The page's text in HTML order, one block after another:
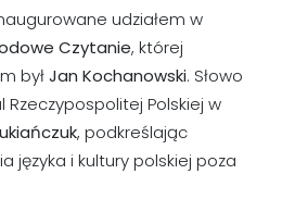
udziałem w
Czytanie, której
byłJan Kochanowski. Słowo
Rzeczypospolitej Polskiej w
, podkreślając
języka i kultury polskiej poza